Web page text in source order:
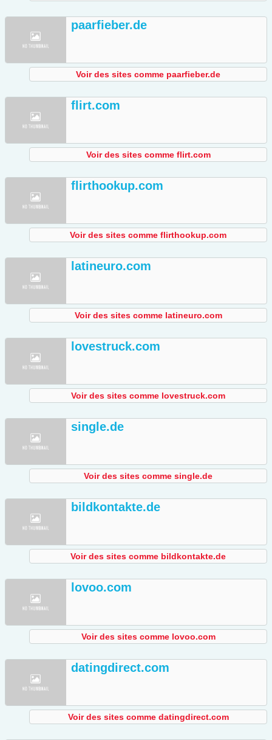
paarfieber.de
Voir des sites comme paarfieber.de
flirt.com
Voir des sites comme flirt.com
flirthookup.com
Voir des sites comme flirthookup.com
latineuro.com
Voir des sites comme latineuro.com
lovestruck.com
Voir des sites comme lovestruck.com
single.de
Voir des sites comme single.de
bildkontakte.de
Voir des sites comme bildkontakte.de
lovoo.com
Voir des sites comme lovoo.com
datingdirect.com
Voir des sites comme datingdirect.com